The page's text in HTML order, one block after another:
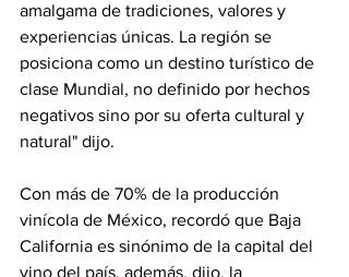
amalgama de tradiciones, valores y
experiencias únicas. La región se
posiciona como un destino turístico de
clase Mundial, no definido por hechos
negativos sino por su oferta cultural y
natural" dijo.
Con más de 70% de la producción
vinícola de México, recordó que Baja
California es sinónimo de la capital del
vino del país, además, dijo, la